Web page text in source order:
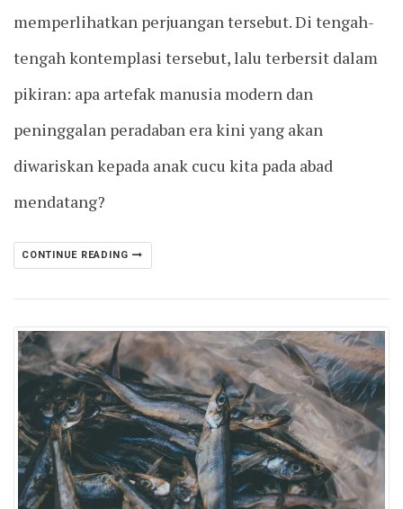
memperlihatkan perjuangan tersebut. Di tengah-
tengah kontemplasi tersebut, lalu terbersit dalam
pikiran: apa artefak manusia modern dan
peninggalan peradaban era kini yang akan
diwariskan kepada anak cucu kita pada abad
mendatang?
CONTINUE READING